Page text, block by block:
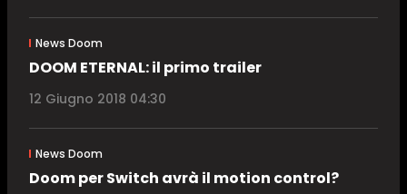
News Doom
DOOM ETERNAL: il primo trailer
12 Giugno 2018 04:30
News Doom
Doom per Switch avrà il motion control?